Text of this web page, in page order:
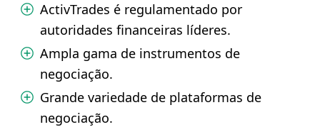
ActivTrades é regulamentado por
autoridades financeiras líderes.
Ampla gama de instrumentos de
negociação.
Grande variedade de plataformas de
negociação.